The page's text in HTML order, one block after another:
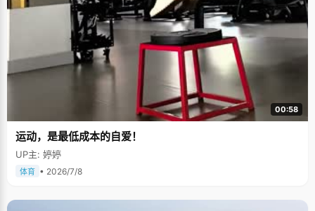
00:58
运动，是最低成本的自爱！
UP主: 婷婷
体育 • 2026/7/8